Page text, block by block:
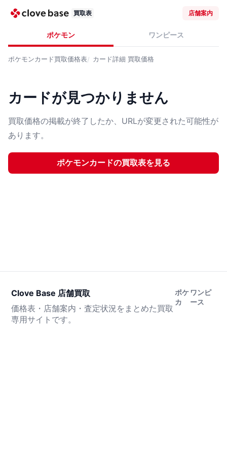
買取表 店舗案内
ポケモン ワンピース
ポケモンカード買取価格表 カード詳細 買取価格
カードが見つかりません
買取価格の掲載が終了したか、URLが変更された可能性が
あります。
ポケモンカードの買取表を見る
Clove Base 店舗買取
価格表・店舗案内・査定状況をまとめた買取
専用サイトです。
ポケ
カ
ワンピ
ース